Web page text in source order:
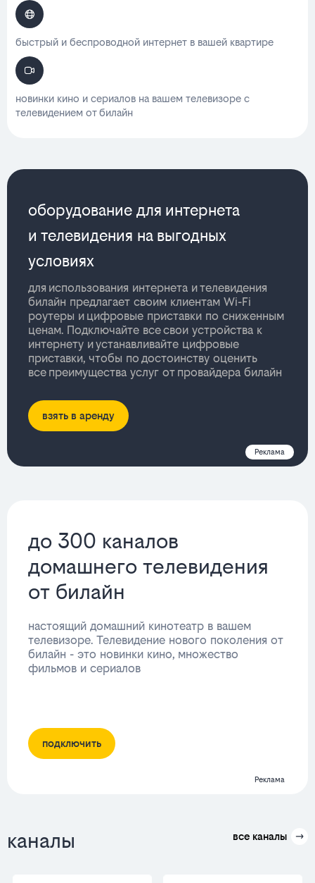
быстрый и беспроводной интернет в вашей квартире
новинки кино и сериалов на вашем телевизоре с
телевидением от билайн
оборудование для интернета
и телевидения на выгодных
условиях
для использования интернета и телевидения
билайн предлагает своим клиентам Wi-Fi
роутеры и цифровые приставки по сниженным
ценам. Подключайте все свои устройства к
интернету и устанавливайте цифровые
приставки, чтобы по достоинству оценить
все преимущества услуг от провайдера билайн
взять в аренду
Реклама
до 300 каналов
домашнего телевидения
от билайн
настоящий домашний кинотеатр в вашем
телевизоре. Телевидение нового поколения от
билайн - это новинки кино, множество
фильмов и сериалов
подключить
Реклама
каналы все каналы